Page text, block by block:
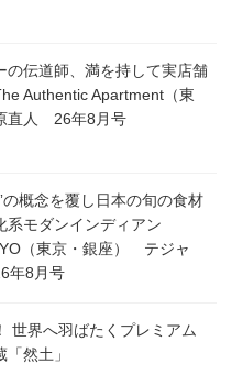
の伝道師、満を持して実店舗
Authentic Apartment（東
直人 26年8月号
の概念を覆し日本の旬の食材
系モダンインディアン
（東京・銀座） テジャ
年8月号
世界へ羽ばたくプレミアム
然土」